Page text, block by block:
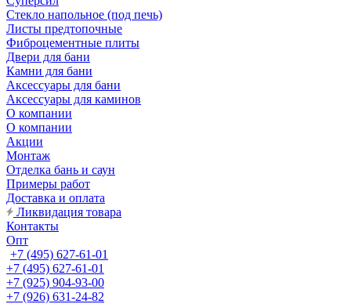
Стекло напольное (под печь)
Листы предтопочные
Фиброцементные плиты
Двери для бани
Камни для бани
Аксессуары для бани
Аксессуары для каминов
О компании
О компании
Акции
Монтаж
Отделка бань и саун
Примеры работ
Доставка и оплата
Ликвидация товара
Контакты
Опт
+7 (495) 627-61-01
+7 (495) 627-61-01
+7 (925) 904-93-00
+7 (926) 631-24-82